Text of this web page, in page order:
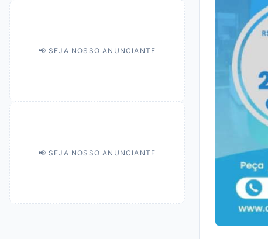
📢 SEJA NOSSO ANUNCIANTE
📢 SEJA NOSSO ANUNCIANTE